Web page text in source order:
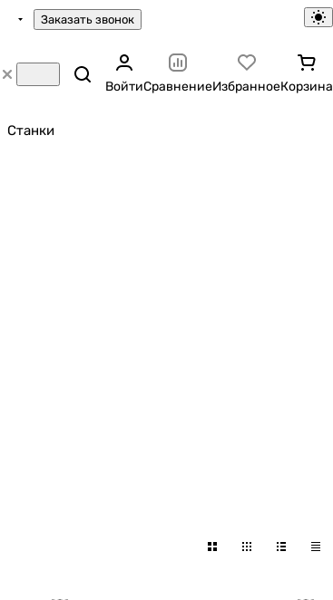
Заказать звонок
ВойтиСравнениеИзбранноеКорзина
Станки